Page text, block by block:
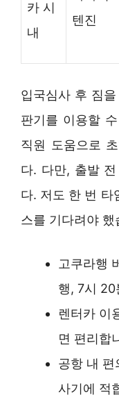
카 시
내
텐진
입국심사 후 짐
판기를 이용할
직원 도움으로
다. 다만, 출발
다. 저도 한 번 타
스를 기다려야 했
고쿠라행
행, 7시 20
렌터카 이
면 편리합
공항 내 편
사기에 적